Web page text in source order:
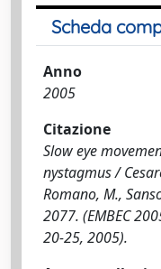
Scheda
Anno
2005
Citazione
Slow eye
nystagmus /
Romano, M.,
2077. (EMBEC
20-25, 2005).